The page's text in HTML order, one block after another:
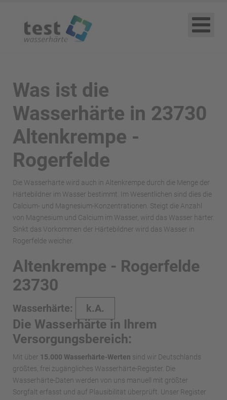
Was ist die
Wasserhärte in 23730
Altenkrempe -
Rogerfelde
Die Wasserhärte wird auch in Altenkrempe durch die Menge der
Härtebildner im Wasser bestimmt. Im Wesentlichen sind dies die
Calcium- und Magnesium-Konzentrationen. Steigt die Anzahl
von Magnesium und Calcium im Wasser, wird das Wasser härter.
Sinkt das Vorkommen der Härtebildner wird das Wasser in
Rogerfelde weicher.
Altenkrempe - Rogerfelde
23730
Wasserhärte: k.A.
Die Wasserhärte in Ihrem
Versorgungsbereich:
Mit über 15.000 Wasserhärte-Werten sind wir Deutschlands
größtes, frei zugängliches Wasserhärte-Register. Die
Wasserhärte-Daten werden von uns manuell mit größter
Sorgfalt erfasst und auf Plausibilität überprüft. Unser Register